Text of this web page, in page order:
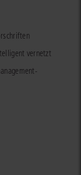
vernetzt